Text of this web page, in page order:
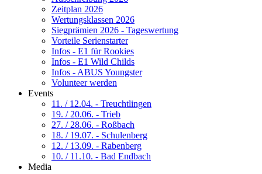
Zeitplan 2026
Wertungsklassen 2026
Siegprämien 2026 - Tageswertung
Vorteile Serienstarter
Infos - E1 für Rookies
Infos - E1 Wild Childs
Infos - ABUS Youngster
Volunteer werden
Events
11. / 12.04. - Treuchtlingen
19. / 20.06. - Trieb
27. / 28.06. - Roßbach
18. / 19.07. - Schulenberg
12. / 13.09. - Rabenberg
10. / 11.10. - Bad Endbach
Media